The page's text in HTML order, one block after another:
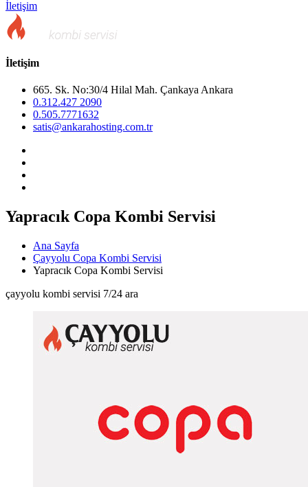
İletişim
İletişim
665. Sk. No:30/4 Hilal Mah. Çankaya Ankara
0.312.427 2090
0.505.7771632
satis@ankarahosting.com.tr
Yapracık Copa Kombi Servisi
Ana Sayfa
Çayyolu Copa Kombi Servisi
Yapracık Copa Kombi Servisi
çayyolu kombi servisi 7/24 ara